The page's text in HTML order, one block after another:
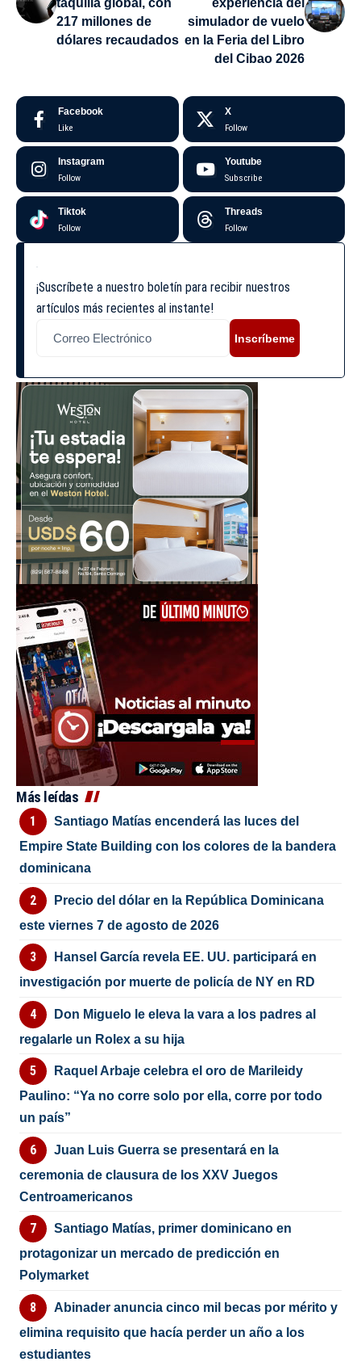
taquilla global, con
217 millones de
dólares recaudados
experiencia del
simulador de vuelo
en la Feria del Libro
del Cibao 2026
Facebook
Like
X
Follow
Instagram
Follow
Youtube
Subscribe
Tiktok
Follow
Threads
Follow
¡Suscríbete a nuestro boletín para recibir nuestros
artículos más recientes al instante!
Inscríbeme
Más leídas
Santiago Matías encenderá las luces del
Empire State Building con los colores de la bandera
dominicana
Precio del dólar en la República Dominicana
este viernes 7 de agosto de 2026
Hansel García revela EE. UU. participará en
investigación por muerte de policía de NY en RD
Don Miguelo le eleva la vara a los padres al
regalarle un Rolex a su hija
Raquel Arbaje celebra el oro de Marileidy
Paulino: “Ya no corre solo por ella, corre por todo
un país”
Juan Luis Guerra se presentará en la
ceremonia de clausura de los XXV Juegos
Centroamericanos
Santiago Matías, primer dominicano en
protagonizar un mercado de predicción en
Polymarket
Abinader anuncia cinco mil becas por mérito y
elimina requisito que hacía perder un año a los
estudiantes